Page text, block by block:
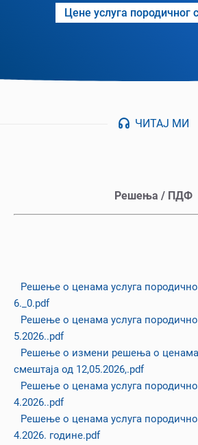
Цене услуга породичног
ЧИТАЈ МИ
Решења / ПДФ
Решење о ценама услуга
6._0.pdf
Решење о ценама услуга
5.2026..pdf
Решење о измени решења о ценама
смештаја од 12,05.2026,.pdf
Решење о ценама услуга
4.2026..pdf
Решење о ценама услуга
4.2026. године.pdf